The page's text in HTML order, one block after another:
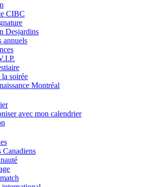
CIBC
Desjardins
annuels
soirée
Montréal
avec mon calendrier
Canadiens